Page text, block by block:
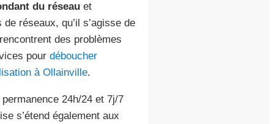
du réseauet
réseaux, qu’il s’agisse de
des problèmes
pour déboucher
à Ollainville.
24h/24 et 7j/7
s’étend également aux